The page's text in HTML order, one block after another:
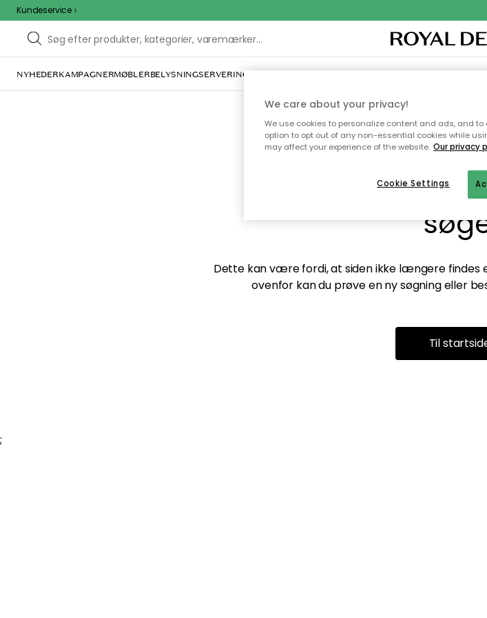
Kundeservice
NYHEDERKAMPAGNERMØBLERBELYSNINGSERVERING INDRETNINGTEKSTIL & TÆPPERKØKKENET
Vi fandt
Dette kan være fordi, at siden ikke længere findes
ovenfor kan du prøve en ny søgning eller
Til
;
We care about your privacy!
We use cookies to personalize content and ads, and
option to opt out of any non-essential cookies while
may affect your experience of the website. Our privacy
Cookie Settings